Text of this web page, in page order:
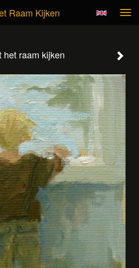
Raam Kijken
het raam kijken